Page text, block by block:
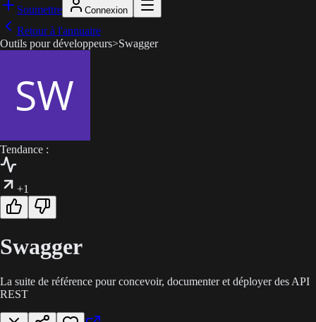
Soumettre Connexion
Retour à l'annuaire
Outils pour développeurs>Swagger
Tendance :
+1
Swagger
La suite de référence pour concevoir, documenter et déployer des API
REST